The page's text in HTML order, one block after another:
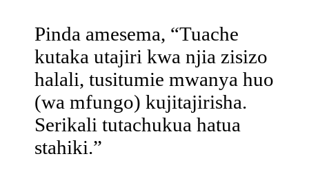
Pinda amesema, “Tuache
kutaka utajiri kwa njia zisizo
halali, tusitumie mwanya huo
(wa mfungo) kujitajirisha.
Serikali tutachukua hatua
stahiki.”